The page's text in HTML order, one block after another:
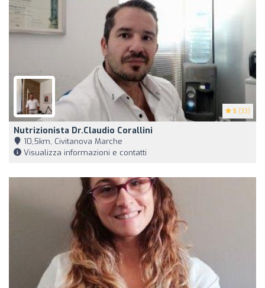
5 (33)
Nutrizionista Dr.Claudio Corallini
10,5km, Civitanova Marche
Visualizza informazioni e contatti